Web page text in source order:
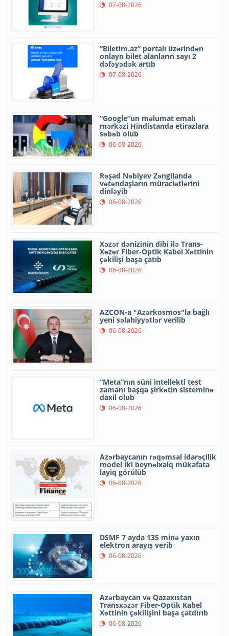
07-08-2026
“Biletim.az” portalı üzərindən
onlayn bilet alanların sayı 2
dəfəyədək artıb
07-08-2026
“Google”un məlumat emalı
mərkəzi Hindistanda etirazlara
səbəb olub
06-08-2026
Rəşad Nəbiyev Zəngilanda
vətəndaşların müraciətlərini
dinləyib
06-08-2026
Xəzər dənizinin dibi ilə Trans-
Xəzər Fiber-Optik Kabel Xəttinin
çəkilişi başa çatıb
06-08-2026
AZCON-a "Azərkosmos"la bağlı
yeni səlahiyyətlər verilib
06-08-2026
“Meta”nın süni intellekti test
zamanı başqa şirkətin sisteminə
daxil olub
06-08-2026
Azərbaycanın rəqəmsal idarəçilik
model iki beynəlxalq mükafata
layiq görülüb
06-08-2026
DSMF 7 ayda 135 minə yaxın
elektron arayış verib
06-08-2026
Azərbaycan və Qazaxıstan
Transxəzər Fiber-Optik Kabel
Xəttinin çəkilişini başa çatdırıb
06-08-2026